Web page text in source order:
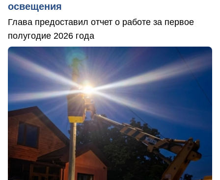
освещения
Глава предоставил отчет о работе за первое
полугодие 2026 года